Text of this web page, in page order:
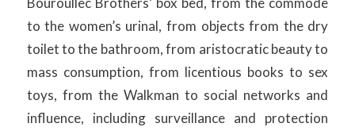
to the women’s urinal, from objects from the dry
toilet to the bathroom, from aristocratic beauty to
mass consumption, from licentious books to sex
toys, from the Walkman to social networks and
influence, including surveillance and protection